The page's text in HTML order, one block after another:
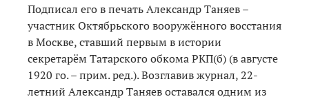
Подписал его в печать Александр Таняев –
участник Октябрьского вооружённого восстания
в Москве, ставший первым в истории
секретарём Татарского обкома РКП(б) (в августе
1920 го. – прим. ред.). Возглавив журнал, 22-
летний Александр Таняев оставался одним из